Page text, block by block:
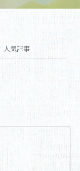
人気記事